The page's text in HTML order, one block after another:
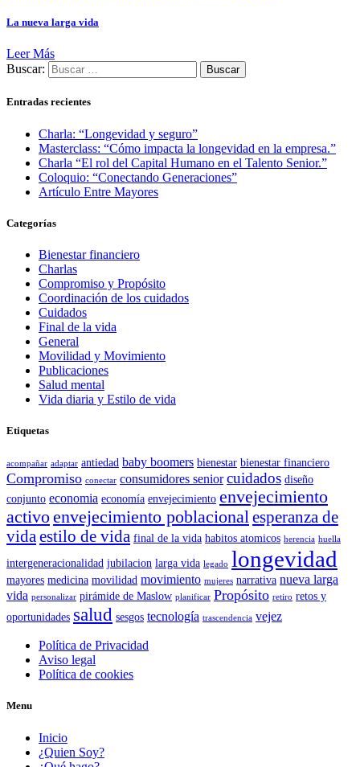
La nueva larga vida
Leer Más
Buscar:
Entradas recientes
Charla: “Longevidad y seguro”
Masterclass: “Cómo impacta la longevidad en la empresa.”
Charla “El rol del Capital Humano en el Talento Senior.”
Coloquio: “Conectando Generaciones”
Artículo Entre Mayores
Categorías
Bienestar financiero
Charlas
Compromiso y Propósito
Coordinación de los cuidados
Cuidados
Final de la vida
General
Movilidad y Movimiento
Publicaciones
Salud mental
Vida diaria y Estilo de vida
Etiquetas
acompañar adaptar antiedad baby boomers bienestar bienestar financiero
Compromiso conectar consumidores senior cuidados diseño
conjunto economia economía envejecimiento envejecimiento
activoenvejecimiento poblacionalesperanza de
vida estilo de vida final de la vida habitos atomicos herencia huella
intergeneracionalidad jubilacion larga vida legado longevidad
mayores medicina movilidad movimiento mujeres narrativa nueva larga
vida personalizar pirámide de Maslow planificar Propósito retiro retos y
oportunidades salud sesgos tecnología trascendencia vejez
Política de Privacidad
Aviso legal
Política de cookies
Menu
Inicio
¿Quien Soy?